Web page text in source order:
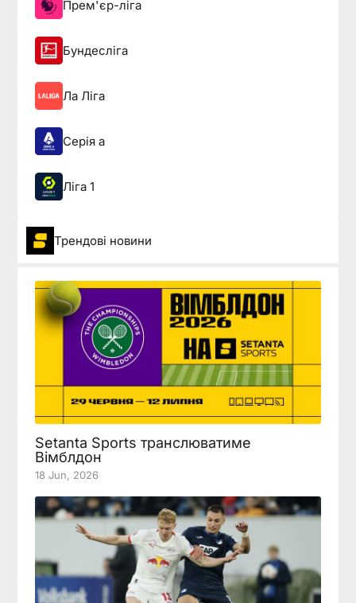
Прем'єр-ліга
Бундесліга
Ла Ліга
Серія а
Ліга 1
Трендові новини
Setanta Sports транслюватиме
Вімблдон
18 Jun, 2026